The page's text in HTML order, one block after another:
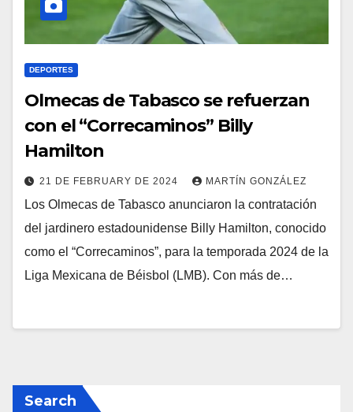
DEPORTES
Olmecas de Tabasco se refuerzan
con el “Correcaminos” Billy
Hamilton
21 DE FEBRUARY DE 2024 MARTÍN GONZÁLEZ
Los Olmecas de Tabasco anunciaron la contratación
del jardinero estadounidense Billy Hamilton, conocido
como el “Correcaminos”, para la temporada 2024 de la
Liga Mexicana de Béisbol (LMB). Con más de…
Search